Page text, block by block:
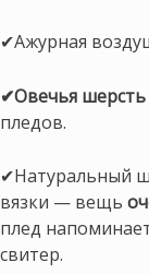
✔Ажурная
✔Овечья шерсть
пледов.
✔Натуральный
вязки — вещь
плед
свитер.